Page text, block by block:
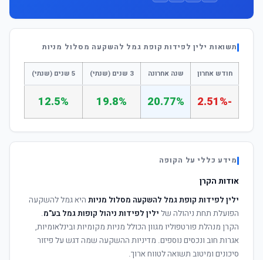
תשואות ילין לפידות קופת גמל להשקעה מסלול מניות
חודש אחרון שנה אחרונה 3 שנים (שנתי) 5 שנים (שנתי)
-2.51%
20.77%
19.8%
12.5%
מידע כללי על הקופה
אודות הקרן
ילין לפידות קופת גמל להשקעה מסלול מניות היא גמל להשקעה
הפועלת תחת ניהולה של ילין לפידות ניהול קופות גמל בע"מ.
הקרן מנהלת פורטפוליו מגוון הכולל מניות מקומיות ובינלאומיות,
אגרות חוב ונכסים נוספים. מדיניות ההשקעה שמה דגש על פיזור
סיכונים ומיטוב תשואה לטווח ארוך.